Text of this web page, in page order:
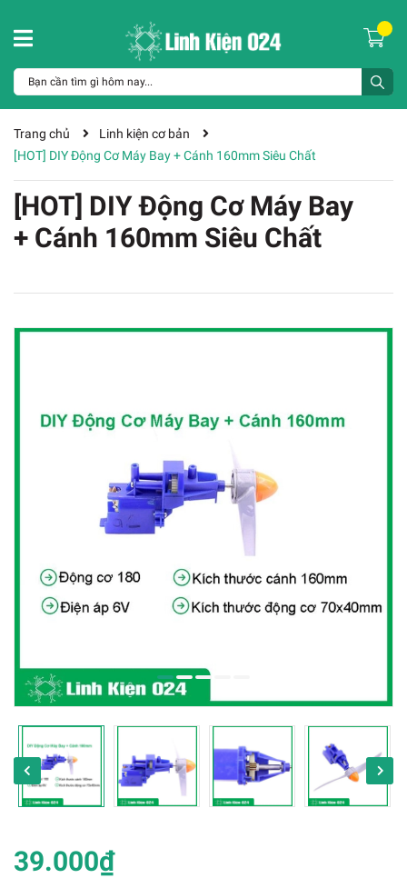
Trang chủ
Linh kiện cơ bản
[HOT] DIY Động Cơ Máy Bay + Cánh 160mm Siêu Chất
[HOT] DIY Động Cơ Máy Bay
+ Cánh 160mm Siêu Chất
39.000₫